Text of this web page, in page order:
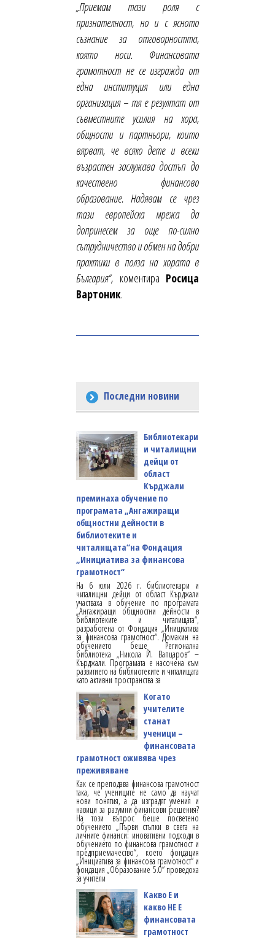
„Приемам тази роля с
признателност, но и с ясното
съзнание за отговорността,
която носи. Финансовата
грамотност не се изгражда от
една институция или една
организация – тя е резултат от
съвместните усилия на хора,
общности и партньори, които
вярват, че всяко дете и всеки
възрастен заслужава достъп до
качествено финансово
образование. Надявам се чрез
тази европейска мрежа да
допринесем за още по-силно
сътрудничество и обмен на добри
практики в полза на хората в
България“, коментира Росица
Вартоник.
Последни новини
Библиотекари
и читалищни
дейци от
област
Кърджали
преминаха обучение по
програмата „Ангажиращи
общностни дейности в
библиотеките и
читалищата“на Фондация
„Инициатива за финансова
грамотност“
На 6 юли 2026 г. библиотекари и
читалищни дейци от област Кърджали
участваха в обучение по програмата
„Ангажиращи общностни дейности в
библиотеките и читалищата“,
разработена от Фондация „Инициатива
за финансова грамотност“. Домакин на
обучението беше Регионална
библиотека „Никола Й. Вапцаров“ –
Кърджали. Програмата е насочена към
развитието на библиотеките и читалищата
като активни пространства за
Когато
учителите
станат
ученици –
финансовата
грамотност оживява чрез
преживяване
Как се преподава финансова грамотност
така, че учениците не само да научат
нови понятия, а да изградят умения и
навици за разумни финансови решения?
На този въпрос беше посветено
обучението „Първи стъпки в света на
личните финанси: иновативни подходи в
обучението по финансова грамотност и
предприемачество“, което фондация
„Инициатива за финансова грамотност“ и
фондация „Образование 5.0“ проведоха
за учители
Какво Е и
какво НЕ Е
финансовата
грамотност